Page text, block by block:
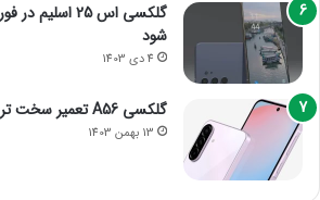
شود
4 دی 1403
گلکسی A56 تعمیر سخت تری نسبت به A55 دارد
13 بهمن 1403